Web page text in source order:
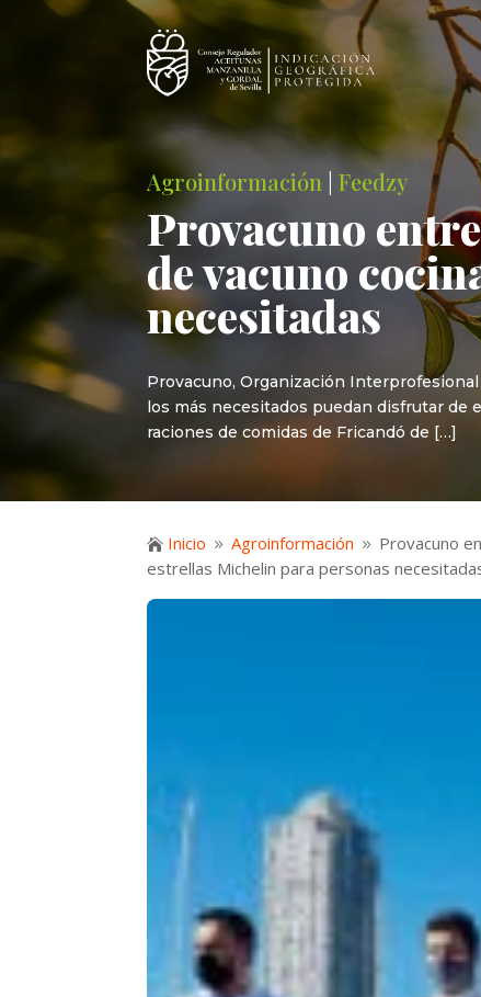
Agroinformación |Feedzy
Provacuno
de vacuno
necesitadas
Provacuno, Organización
los más necesitados puedan disfrutar de
raciones de comidas de Fricandó de […]
 Inicio 9 Agroinformación 9 Provacuno
estrellas Michelin para personas